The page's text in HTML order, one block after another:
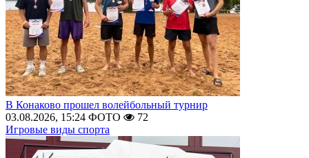
В Конаково прошел волейбольный турнир
03.08.2026, 15:24 ФОТО
72
Игровые виды спорта